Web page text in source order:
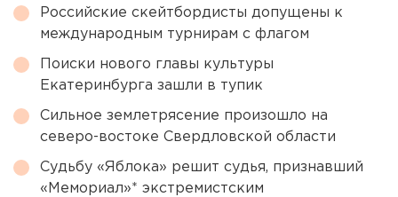
Российские скейтбордисты допущены к
международным турнирам с флагом
Поиски нового главы культуры
Екатеринбурга зашли в тупик
Сильное землетрясение произошло на
северо-востоке Свердловской области
Судьбу «Яблока» решит судья, признавший
«Мемориал»* экстремистским